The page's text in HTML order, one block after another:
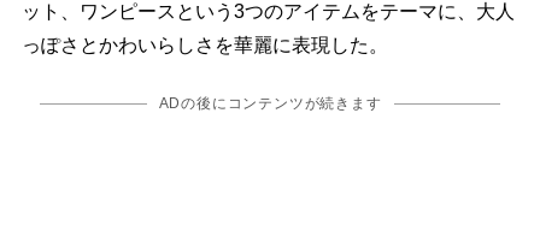
ット、ワンピースという3つのアイテムをテーマに、大人
っぽさとかわいらしさを華麗に表現した。
ADの後にコンテンツが続きます